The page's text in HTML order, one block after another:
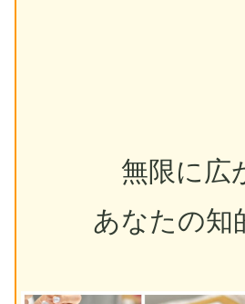
無限に広
あなたの知